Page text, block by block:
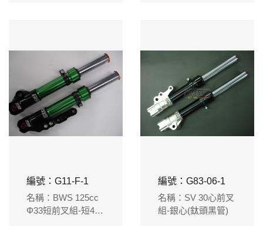
編號：G11-F-1
名稱：BWS 125cc
Φ33短前叉組-短4公
編號：G83-06-1
名稱：SV 30心前叉
組-銀心(鈦頭黑管)